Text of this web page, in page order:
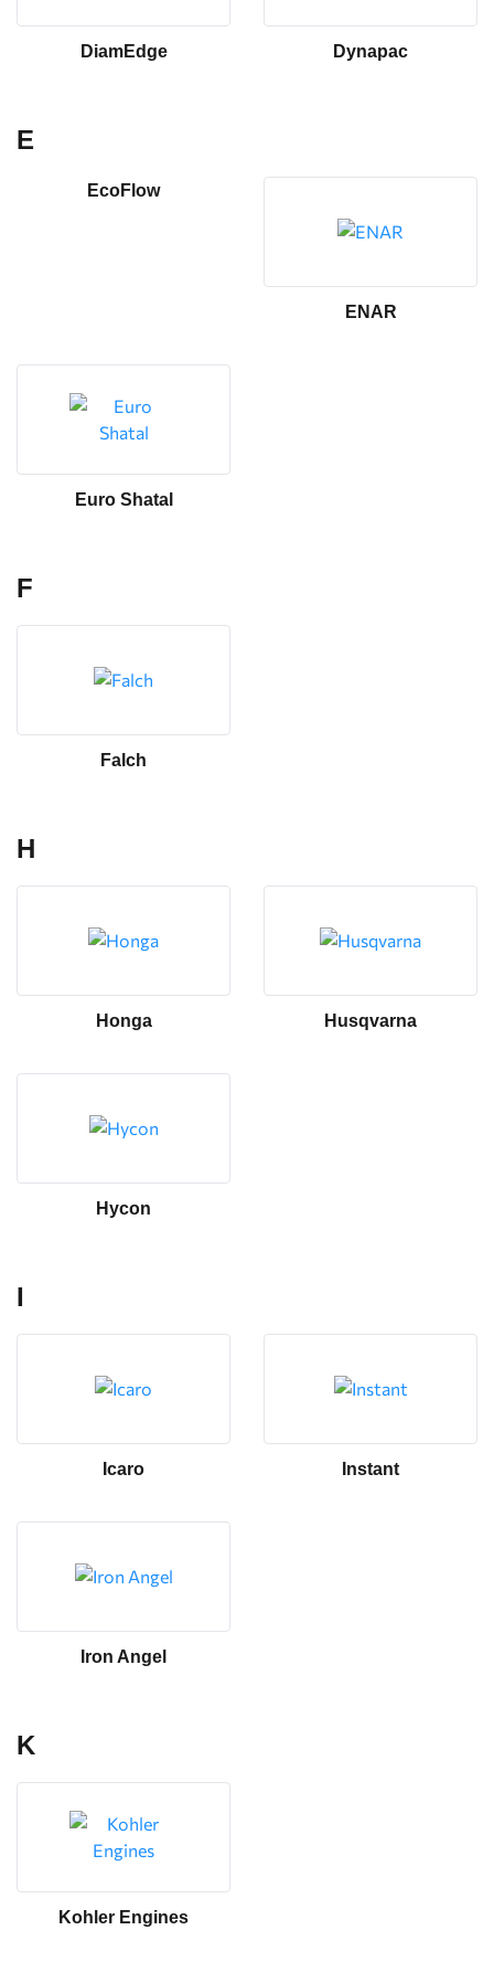
DiamEdge Dynapac
E
EcoFlow
ENAR
Euro Shatal
F
Falch
H
Honga Husqvarna
Hycon
I
Icaro Instant
Iron Angel
K
Kohler Engines